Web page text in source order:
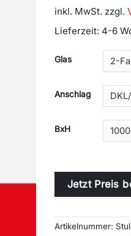
inkl. MwSt. zzgl.
Lieferzeit: 4-6
Glas
Anschlag
BxH
Alternative:
Jetzt Preis
Artikelnummer: